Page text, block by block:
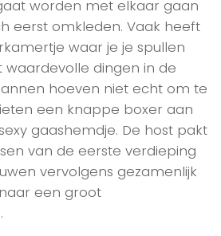
worden met elkaar gaan
eerst omkleden. Vaak heeft
waar je je spullen
waardevolle dingen in de
hoeven niet echt om te
een knappe boxer aan
gaashemdje. De host pakt
van de eerste verdieping
vervolgens gezamenlijk
een groot